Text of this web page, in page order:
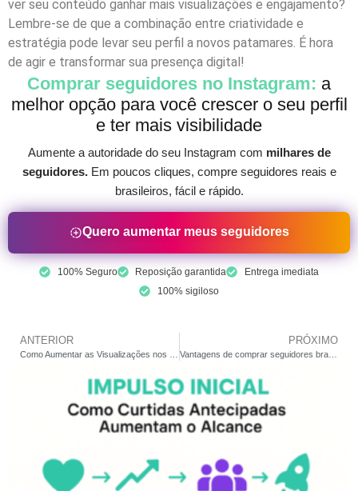
ver seu conteúdo ganhar mais visualizações e engajamento?
Lembre-se de que a combinação entre criatividade e
estratégia pode levar seu perfil a novos patamares. É hora
de agir e transformar sua presença digital!
Comprar seguidores no Instagram: a
melhor opção para você crescer o seu perfil
e ter mais visibilidade
Aumente a autoridade do seu Instagram com milhares de
seguidores.Em poucos cliques, compre seguidores reais e
brasileiros, fácil e rápido.
Quero aumentar meus seguidores
100% Seguro Reposição garantida
Entrega imediata
100% sigiloso
ANTERIOR PRÓXIMO
Vantagens de comprar seguidores brasileiros para aumentar seu público local